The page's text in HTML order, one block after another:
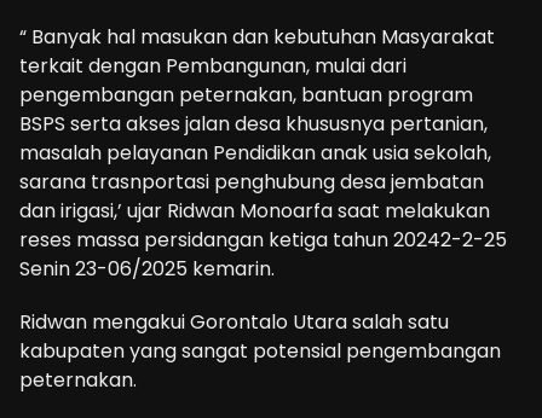
“ Banyak hal masukan dan kebutuhan Masyarakat
terkait dengan Pembangunan, mulai dari
pengembangan peternakan, bantuan program
BSPS serta akses jalan desa khususnya pertanian,
masalah pelayanan Pendidikan anak usia sekolah,
sarana trasnportasi penghubung desa jembatan
dan irigasi,’ ujar Ridwan Monoarfa saat melakukan
reses massa persidangan ketiga tahun 20242-2-25
Senin 23-06/2025 kemarin.
Ridwan mengakui Gorontalo Utara salah satu
kabupaten yang sangat potensial pengembangan
peternakan.